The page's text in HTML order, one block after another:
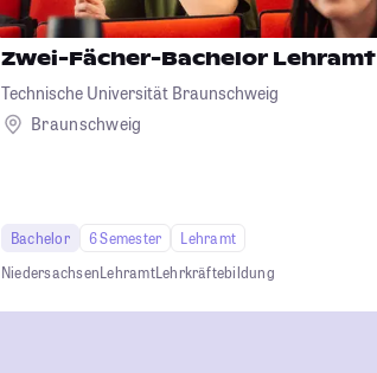
Zwei-Fächer-Bachelor Lehramt
Technische Universität Braunschweig
Braunschweig
Bachelor 6 Semester
Lehramt
NiedersachsenLehramtLehrkräftebildung